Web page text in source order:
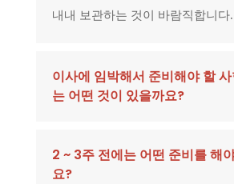
내내 보관하는 것이 바람직합니다.
이사에 임박해서 준비해야 할
는 어떤 것이 있을까요?
2 ~ 3주 전에는 어떤 준비를 해
요?